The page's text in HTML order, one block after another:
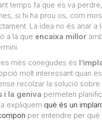
temps fa que es va
si hi ha prou os, com
La idea no és anar a
a la que encaixa millor
més conegudes és
molt interessant quan
recolzar la solució sobre
i la geniva permeten
expliquem què és un
per entendre per què